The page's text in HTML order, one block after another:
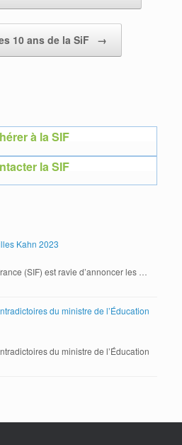
10 ans de la SiF →
à la SIF
la SIF
Kahn 2023
(SIF) est ravie d’annoncer les …
du ministre de l’Éducation
du ministre de l’Éducation